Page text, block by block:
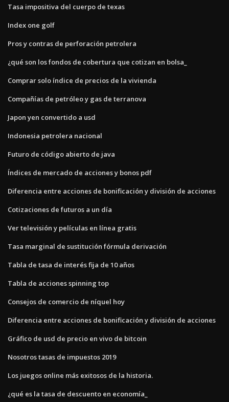
Tasa impositiva del cuerpo de texas
Index one golf
Pros y contras de perforación petrolera
¿qué son los fondos de cobertura que cotizan en bolsa_
Comprar solo índice de precios de la vivienda
Compañías de petróleo y gas de terranova
Japon yen convertido a usd
Indonesia petrolera nacional
Futuro de código abierto de java
Índices de mercado de acciones y bonos pdf
Diferencia entre acciones de bonificación y división de acciones
Cotizaciones de futuros a un día
Ver televisión y películas en línea gratis
Tasa marginal de sustitución fórmula derivación
Tabla de tasa de interés fija de 10 años
Tabla de acciones spinning top
Consejos de comercio de níquel hoy
Diferencia entre acciones de bonificación y división de acciones
Gráfico de usd de precio en vivo de bitcoin
Nosotros tasas de impuestos 2019
Los juegos online más exitosos de la historia.
¿qué es la tasa de descuento en economía_